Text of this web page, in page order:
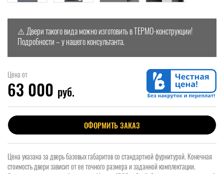
⚠️ Двери такого вида можно изготовить в ТЕРМО-конструкции!
Подробности – у нашего консультанта.
Цена от
63 000 руб.
ОФОРМИТЬ ЗАКАЗ
Цена указана за дверь базовых габаритов со стандартной фурнитурой. Конечная
стоимость двери зависит от ее точного размера и заданной комплектации.